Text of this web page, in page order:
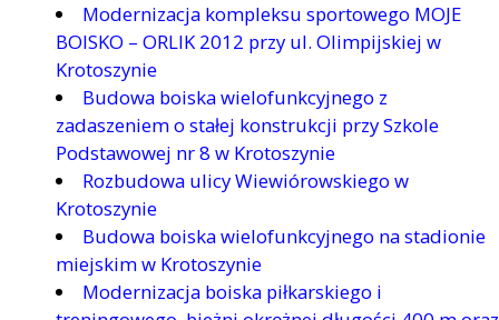
Modernizacja kompleksu sportowego MOJE
BOISKO – ORLIK 2012 przy ul. Olimpijskiej w
Krotoszynie
Budowa boiska wielofunkcyjnego z
zadaszeniem o stałej konstrukcji przy Szkole
Podstawowej nr 8 w Krotoszynie
Rozbudowa ulicy Wiewiórowskiego w
Krotoszynie
Budowa boiska wielofunkcyjnego na stadionie
miejskim w Krotoszynie
Modernizacja boiska piłkarskiego i